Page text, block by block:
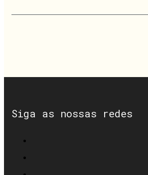
Siga as nossas redes